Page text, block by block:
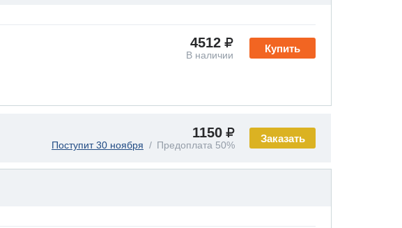
Купить
4512
В наличии
Заказать
1150
Поступит 30 ноября Предоплата 50%